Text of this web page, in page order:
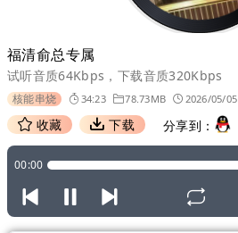
福清俞总专属
试听音质64Kbps，下载音质320Kbps
核能串烧 34:23 78.73MB 2026/05/05
收藏 下载 分享到：
00:00